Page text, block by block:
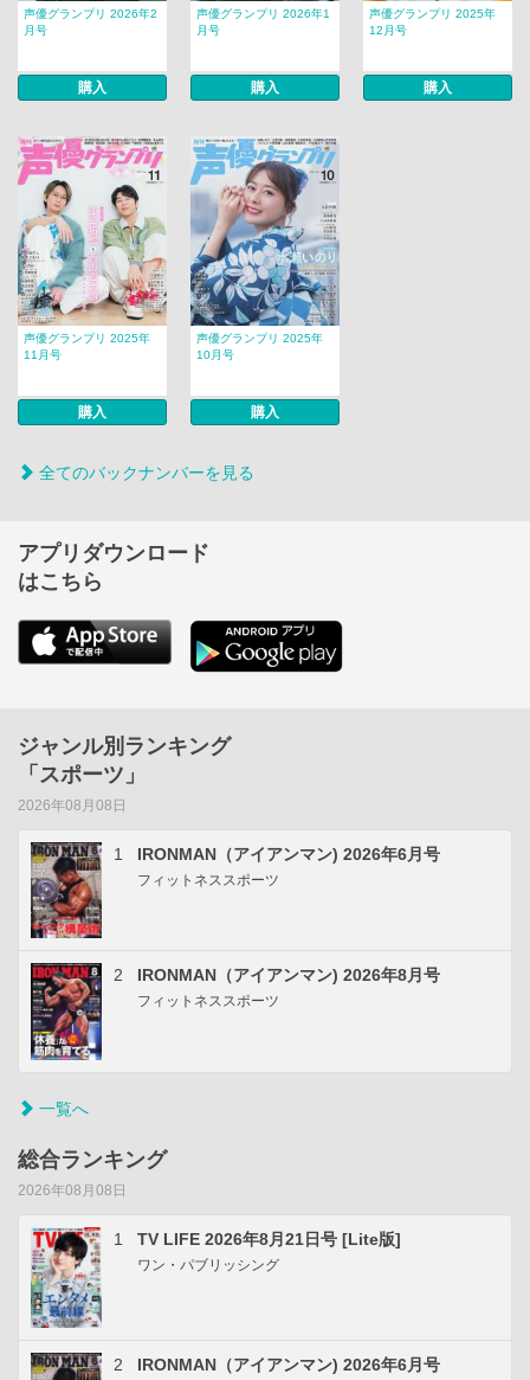
声優グランプリ 2026年2
月号
購入
声優グランプリ 2026年1
月号
購入
声優グランプリ 2025年
12月号
購入
声優グランプリ 2025年
11月号
購入
声優グランプリ 2025年
10月号
購入
全てのバックナンバーを見る
アプリダウンロード
はこちら
ジャンル別ランキング
「スポーツ」
2026年08月08日
1 IRONMAN（アイアンマン) 2026年6月号
フィットネススポーツ
2 IRONMAN（アイアンマン) 2026年8月号
フィットネススポーツ
一覧へ
総合ランキング
2026年08月08日
1 TV LIFE 2026年8月21日号 [Lite版]
ワン・パブリッシング
2 IRONMAN（アイアンマン) 2026年6月号